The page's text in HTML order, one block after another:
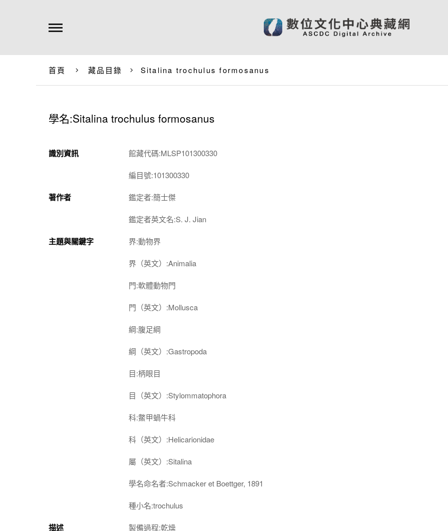
首頁 藏品目錄 Sitalina trochulus formosanus
學名:Sitalina trochulus formosanus
識別資訊 館藏代碼:MLSP101300330
編目號:101300330
著作者 鑑定者:簡士傑
鑑定者英文名:S. J. Jian
主題與關鍵字 界:動物界
界（英文）:Animalia
門:軟體動物門
門（英文）:Mollusca
綱:腹足綱
綱（英文）:Gastropoda
目:柄眼目
目（英文）:Stylommatophora
科:鱉甲蝸牛科
科（英文）:Helicarionidae
屬（英文）:Sitalina
學名命名者:Schmacker et Boettger, 1891
種小名:trochulus
描述 製備過程:乾燥